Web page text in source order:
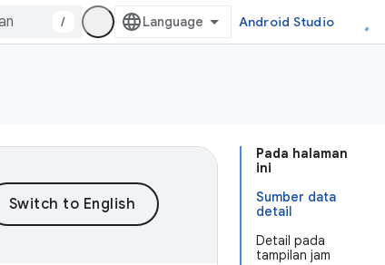
/ Android Studio
Pada halaman
ini
Sumber data
detail
Detail pada
tampilan jam